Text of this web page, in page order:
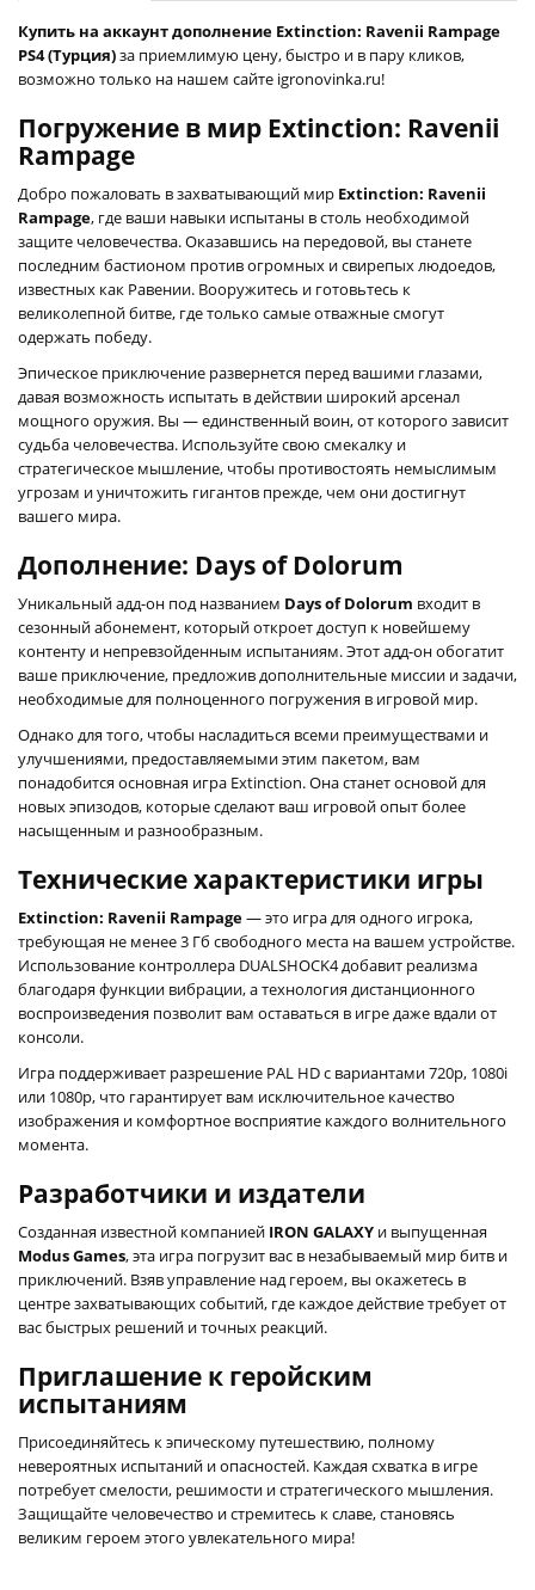
Купить на аккаунт дополнение Extinction: Ravenii Rampage
PS4 (Турция)за приемлимую цену, быстро и в пару кликов,
возможно только на нашем сайте igronovinka.ru!
Погружение в мир Extinction: Ravenii
Rampage
Добро пожаловать в захватывающий мир Extinction: Ravenii
Rampage, где ваши навыки испытаны в столь необходимой
защите человечества. Оказавшись на передовой, вы станете
последним бастионом против огромных и свирепых людоедов,
известных как Равении. Вооружитесь и готовьтесь к
великолепной битве, где только самые отважные смогут
одержать победу.
Эпическое приключение развернется перед вашими глазами,
давая возможность испытать в действии широкий арсенал
мощного оружия. Вы — единственный воин, от которого зависит
судьба человечества. Используйте свою смекалку и
стратегическое мышление, чтобы противостоять немыслимым
угрозам и уничтожить гигантов прежде, чем они достигнут
вашего мира.
Дополнение: Days of Dolorum
Уникальный адд-он под названием Days of Dolorum входит в
сезонный абонемент, который откроет доступ к новейшему
контенту и непревзойденным испытаниям. Этот адд-он обогатит
ваше приключение, предложив дополнительные миссии и задачи,
необходимые для полноценного погружения в игровой мир.
Однако для того, чтобы насладиться всеми преимуществами и
улучшениями, предоставляемыми этим пакетом, вам
понадобится основная игра Extinction. Она станет основой для
новых эпизодов, которые сделают ваш игровой опыт более
насыщенным и разнообразным.
Технические характеристики игры
Extinction: Ravenii Rampage— это игра для одного игрока,
требующая не менее 3 Гб свободного места на вашем устройстве.
Использование контроллера DUALSHOCK4 добавит реализма
благодаря функции вибрации, а технология дистанционного
воспроизведения позволит вам оставаться в игре даже вдали от
консоли.
Игра поддерживает разрешение PAL HD с вариантами 720p, 1080i
или 1080p, что гарантирует вам исключительное качество
изображения и комфортное восприятие каждого волнительного
момента.
Разработчики и издатели
Созданная известной компанией IRON GALAXY и выпущенная
Modus Games, эта игра погрузит вас в незабываемый мир битв и
приключений. Взяв управление над героем, вы окажетесь в
центре захватывающих событий, где каждое действие требует от
вас быстрых решений и точных реакций.
Приглашение к геройским
испытаниям
Присоединяйтесь к эпическому путешествию, полному
невероятных испытаний и опасностей. Каждая схватка в игре
потребует смелости, решимости и стратегического мышления.
Защищайте человечество и стремитесь к славе, становясь
великим героем этого увлекательного мира!